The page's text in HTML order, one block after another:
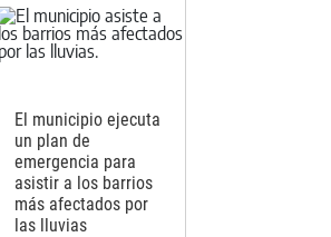
El municipio ejecuta
un plan de
emergencia para
asistir a los barrios
más afectados por
las lluvias